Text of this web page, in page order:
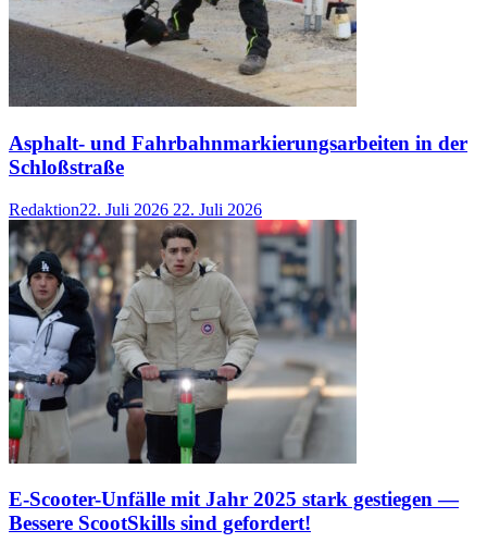
Asphalt- und Fahrbahnmarkierungsarbeiten in der
Schloßstraße
Redaktion22. Juli 2026 22. Juli 2026
E-Scooter-Unfälle mit Jahr 2025 stark gestiegen —
Bessere ScootSkills sind gefordert!